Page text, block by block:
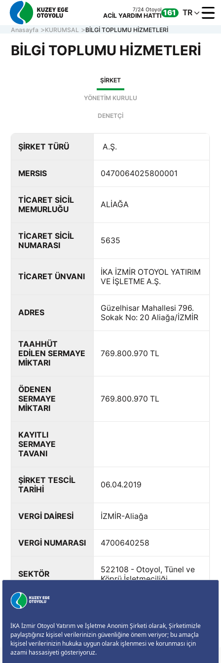
7/24 Otoyol
ACİL YARDIM HATTI 161 TR
Müşteri Hizmetleri
7/24 Otoyol
Anasayfa KURUMSAL BİLGİ TOPLUMU HİZMETLERİ
BİLGİ TOPLUMU HİZMETLERİ
ŞİRKET
YÖNETİM KURULU
DENETÇİ
ŞİRKET TÜRÜ A.Ş.
MERSIS 0470064025800001
TİCARET SİCİL
MEMURLUĞU
ALİAĞA
TİCARET SİCİL
NUMARASI
5635
TİCARET ÜNVANI
İKA İZMİR OTOYOL YATIRIM
VE İŞLETME A.Ş.
ADRES
Güzelhisar Mahallesi 796.
Sokak No: 20 Aliağa/İZMİR
TAAHHÜT
EDİLEN SERMAYE
MİKTARI
769.800.970 TL
ÖDENEN
SERMAYE
MİKTARI
769.800.970 TL
KAYITLI
SERMAYE
TAVANI
ŞİRKET TESCİL
TARİHİ
06.04.2019
VERGİ DAİRESİ İZMİR-Aliağa
VERGİ NUMARASI 4700640258
SEKTÖR
522108 - Otoyol, Tünel ve
Köprü İşletmeciliği
BİLGİLERİ
İnternet Adresi:
www.kuzeyegeotoyolu.com